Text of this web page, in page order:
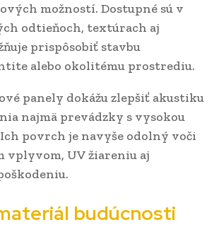
možností. Dostupné sú v
odtieňoch, textúrach aj
prispôsobiť stavbu
alebo okolitému prostrediu.
panely dokážu zlepšiť akustiku
najmä prevádzky s vysokou
povrch je navyše odolný voči
vplyvom, UV žiareniu aj
budúcnosti